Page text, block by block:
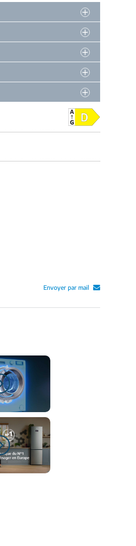
Envoyer par mail